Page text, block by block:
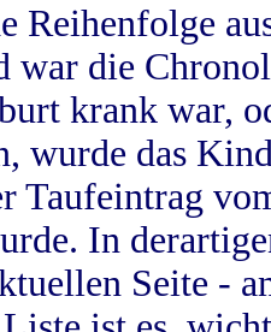
Reihenfolge
war die
krank war,
wurde das
Taufeintrag
In
Seite -